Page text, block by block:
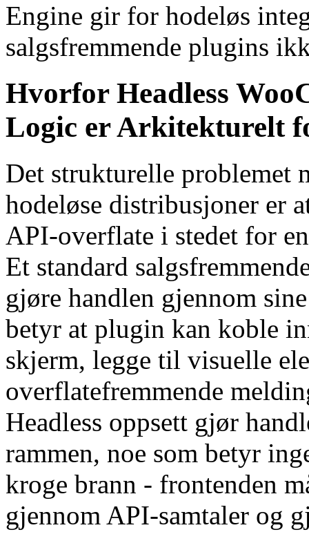
Engine gir for hodeløs
salgsfremmende plugins
Hvorfor Headless
Logic er Arkitekturelt
Det strukturelle problemet
hodeløse distribusjoner er
API-overflate i stedet for
Et standard
gjøre handlen gjennom
betyr at plugin kan koble
skjerm, legge til visuelle
overflatefremmende
Headless oppsett gjør
rammen, noe som betyr
kroge brann - frontenden
gjennom API-samtaler og